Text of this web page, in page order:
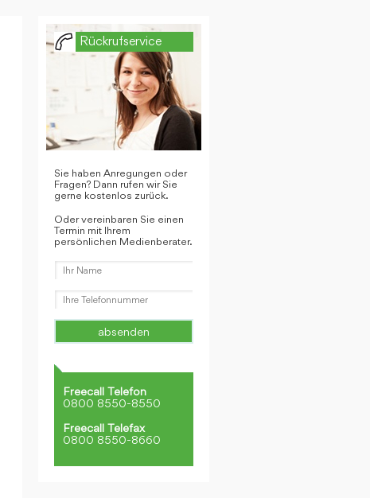
Rückrufservice
Sie haben Anregungen oder
Fragen? Dann rufen wir Sie
gerne kostenlos zurück.
Oder vereinbaren Sie einen
Termin mit Ihrem
persönlichen Medienberater.
Freecall Telefon
0800 8550-8550
Freecall Telefax
0800 8550-8660